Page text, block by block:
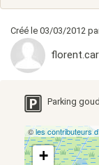
Créé le 03/03/2012
Parking
©les contributeurs
+